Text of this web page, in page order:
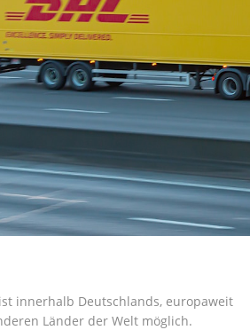
innerhalb Deutschlands, europaweit
Länder der Welt möglich.